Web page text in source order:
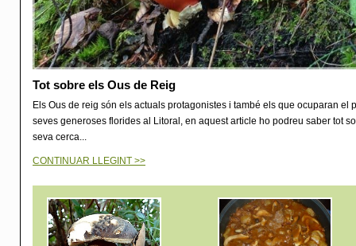
Tot sobre els Ous de Reig
Els Ous de reig són els actuals protagonistes i també els que ocuparan el
seves generoses florides al Litoral, en aquest article ho podreu saber tot
seva cerca...
CONTINUAR LLEGINT >>